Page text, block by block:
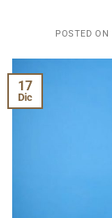
POSTED ON
17
Dic